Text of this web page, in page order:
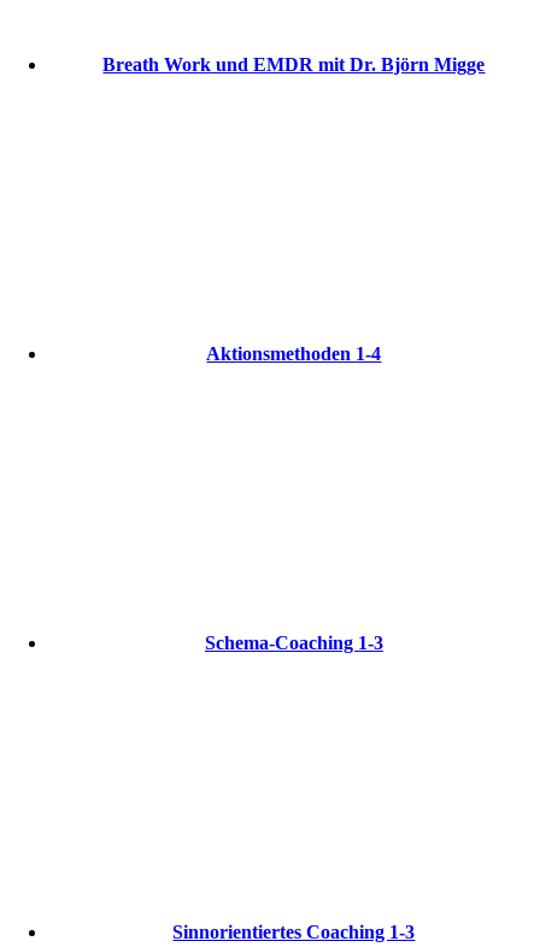
Breath Work und EMDR mit Dr. Björn Migge
Aktionsmethoden 1-4
Schema-Coaching 1-3
Sinnorientiertes Coaching 1-3